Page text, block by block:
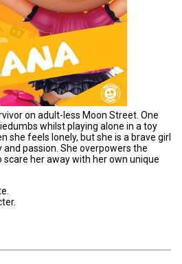
on adult-less Moon Street. One
whilst playing alone in a toy
she feels lonely, but she is a brave girl
passion. She overpowers the
her away with her own unique